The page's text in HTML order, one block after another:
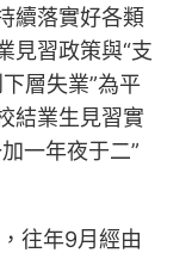
續落實好各類
見習政策與“支
層失業”為平
結業生見習實
一年夜于二”
往年9月經由